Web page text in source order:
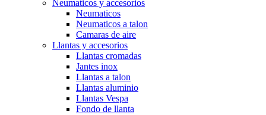
Neumaticos y accesorios
Neumaticos
Neumaticos a talon
Camaras de aire
Llantas y accesorios
Llantas cromadas
Jantes inox
Llantas a talon
Llantas aluminio
Llantas Vespa
Fondo de llanta